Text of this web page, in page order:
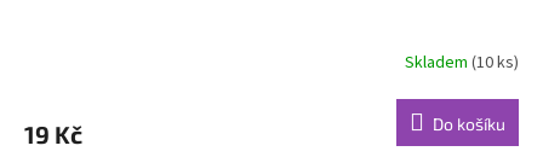
je
Skladem(10 ks)
19 Kč Do košíku